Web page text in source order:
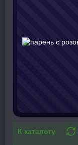
К каталогу